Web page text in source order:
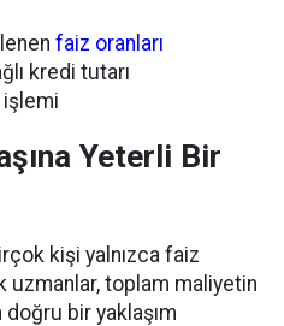
faiz oranları
kredi tutarı
Yeterli Bir
kişi yalnızca faiz
uzmanlar, toplam maliyetin
bir yaklaşım